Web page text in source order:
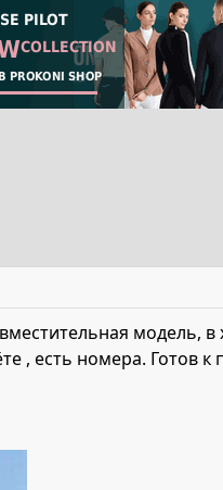
модель,
, есть номера. Готов к